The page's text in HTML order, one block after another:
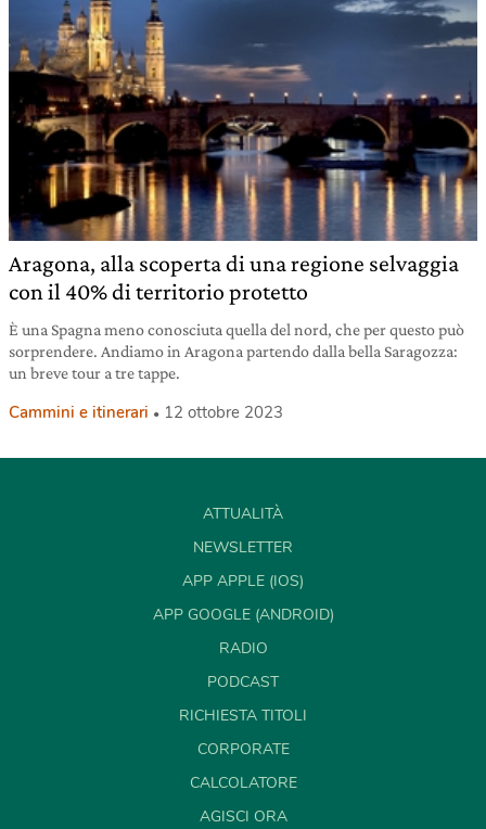
Aragona, alla scoperta di una regione selvaggia
con il 40% di territorio protetto
È una Spagna meno conosciuta quella del nord, che per questo può
sorprendere. Andiamo in Aragona partendo dalla bella Saragozza:
un breve tour a tre tappe.
Cammini e itinerari 12 ottobre 2023
ATTUALITÀ
NEWSLETTER
APP APPLE (IOS)
APP GOOGLE (ANDROID)
RADIO
PODCAST
RICHIESTA TITOLI
CORPORATE
CALCOLATORE
AGISCI ORA